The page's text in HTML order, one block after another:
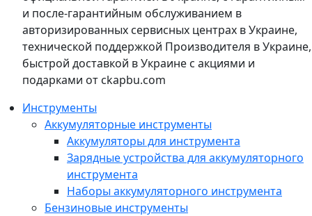
и после-гарантийным обслуживанием в
авторизированных сервисных центрах в Украине,
технической поддержкой Производителя в Украине,
быстрой доставкой в Украине с акциями и
подарками от ckapbu.com
Инструменты
Аккумуляторные инструменты
Аккумуляторы для инструмента
Зарядные устройства для аккумуляторного
инструмента
Наборы аккумуляторного инструмента
Бензиновые инструменты